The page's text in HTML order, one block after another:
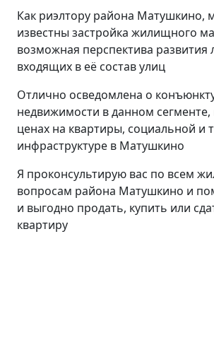
Как риэлтору района Матушкино,
известны застройка жилищного
возможная перспектива развития
входящих в её состав улиц
Отлично осведомлена о
недвижимости в данном сегменте,
ценах на квартиры, социальной и
инфраструктуре в Матушкино
Я проконсультирую вас по всем
вопросам района Матушкино и
и выгодно продать, купить или
квартиру